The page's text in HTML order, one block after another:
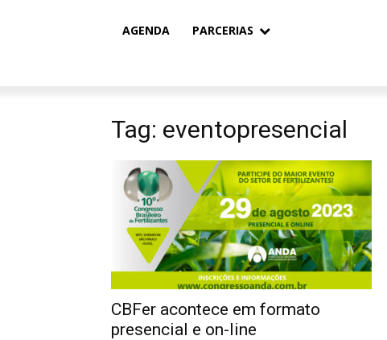
AGENDA PARCERIAS
Tag: eventopresencial
CBFer acontece em formato
presencial e on-line